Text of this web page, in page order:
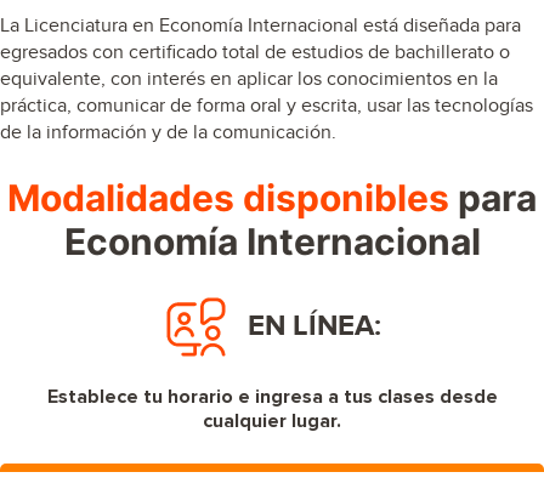
La Licenciatura en Economía Internacional está diseñada para
egresados con certificado total de estudios de bachillerato o
equivalente, con interés en aplicar los conocimientos en la
práctica, comunicar de forma oral y escrita, usar las tecnologías
de la información y de la comunicación.
Modalidades disponibles para
Economía Internacional
EN LÍNEA:
Establece tu horario e ingresa a tus clases desde
cualquier lugar.